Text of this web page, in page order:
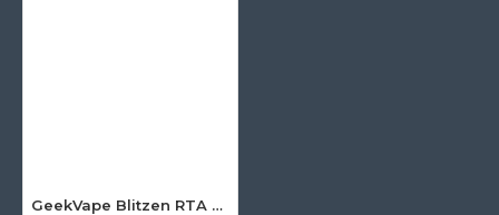
GeekVape Blitzen RTA Atomizer Camı